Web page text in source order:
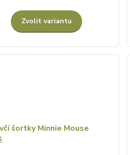
Zvolit variantu